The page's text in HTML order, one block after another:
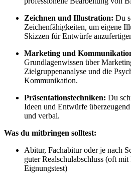
Zeichnen und Illustration: Du
Zeichenfähigkeiten, um eigene
Skizzen für Entwürfe
Marketing und
Grundlagenwissen über
Zielgruppenanalyse und die
Kommunikation.
Präsentationstechniken: Du
Ideen und Entwürfe
und verbal.
Was du mitbringen solltest:
Abitur, Fachabitur oder je nach
guter Realschulabschluss (oft
Eignungstest)